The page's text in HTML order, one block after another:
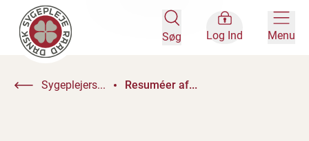
Søg Log Ind Menu
Sygeplejers... Resuméer af...